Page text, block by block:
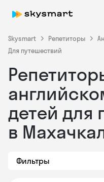
Skysmart Репетиторы
Для путешествий
детей для
в
Фильтры
Skysmart Chat